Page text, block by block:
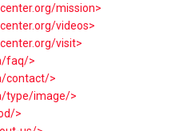
mission>
videos>
visit>
faq/>
contact/>
type/image/>
>